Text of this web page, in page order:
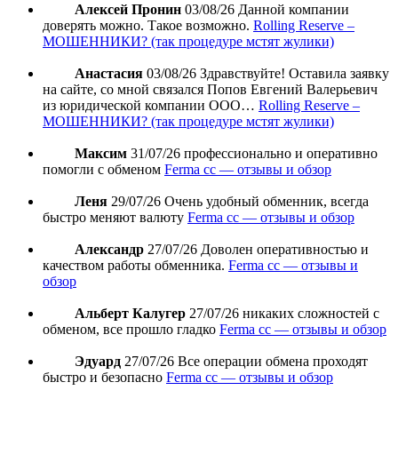
Алексей Пронин 03/08/26 Данной компании
доверять можно. Такое возможно. Rolling Reserve –
МОШЕННИКИ? (так процедуре мстят жулики)
Анастасия 03/08/26 Здравствуйте! Оставила заявку
на сайте, со мной связался Попов Евгений Валерьевич
из юридической компании ООО… Rolling Reserve –
МОШЕННИКИ? (так процедуре мстят жулики)
Максим 31/07/26 профессионально и оперативно
помогли с обменом Ferma cc — отзывы и обзор
Леня 29/07/26 Очень удобный обменник, всегда
быстро меняют валюту Ferma cc — отзывы и обзор
Александр 27/07/26 Доволен оперативностью и
качеством работы обменника. Ferma cc — отзывы и
обзор
Альберт Калугер 27/07/26 никаких сложностей с
обменом, все прошло гладко Ferma cc — отзывы и обзор
Эдуард 27/07/26 Все операции обмена проходят
быстро и безопасно Ferma cc — отзывы и обзор